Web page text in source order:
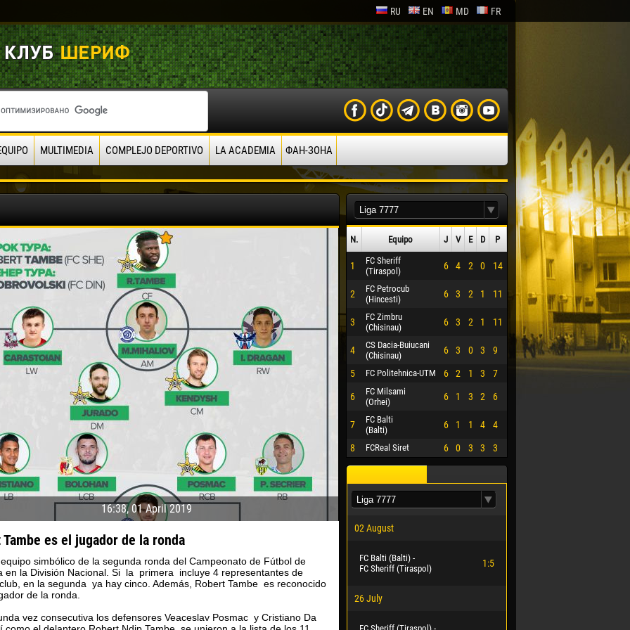
RU EN MD FR
MULTIMEDIA COMPLEJO DEPORTIVO LA ACADEMIA ФАН-ЗОНА
KLAS
04 May
Vsevolod NIHAEV
Renat JOSAN
21 July
Emil TIMBUR
Mihail COROTCOV
16:38, 01 April 2019
Tambe es el jugador de la ronda
simbólico de la segunda ronda del Campeonato de Fútbol de
en la División Nacional. Si la primera incluye 4 representantes de
en la segunda ya hay cinco. Además, Robert Tambe es reconocido
de la ronda.
vez consecutiva los defensores Veaceslav Posmac y Cristiano Da
N. Equipo J V Е D P
1
FC Sheriff
(Tiraspol)
6 4 2 0 14
2
FC Petrocub
(Hincesti)
6 3 2 1 11
3
FC Zimbru
(Chisinau)
6 3 2 1 11
4
CS Dacia-Buiucani
(Chisinau)
6 3 0 3 9
5 FC Politehnica-UTM 6 2 1 3 7
6
FC Milsami
(Orhei)
6 1 3 2 6
7
FC Balti
(Balti)
6 1 1 4 4
8 FCReal Siret 6 0 3 3 3
02 August
FC Balti (Balti) -
FC Sheriff (Tiraspol)
1:5
26 July